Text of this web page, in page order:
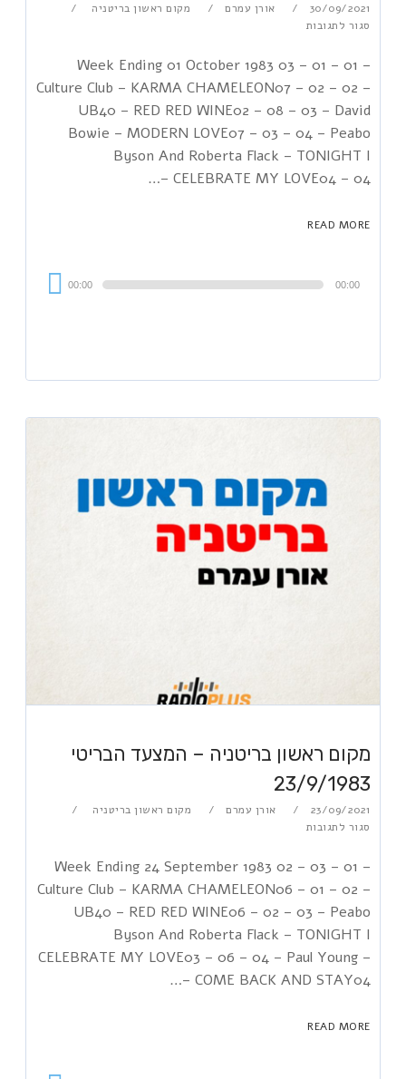
30/09/2021 אורן עמרם
מקום ראשון בריטניה
סגור לתגובות
Week Ending 01 October 1983 03 – 01 – 01 –
Culture Club – KARMA CHAMELEON07 – 02 – 02 –
UB40 – RED RED WINE02 – 08 – 03 – David
Bowie – MODERN LOVE07 – 03 – 04 – Peabo
Byson And Roberta Flack – TONIGHT I
CELEBRATE MY LOVE04 – 04 –…
READ MORE
00:00 00:00
מקום ראשון בריטניה – המצעד הבריטי
23/9/1983
23/09/2021 אורן עמרם
מקום ראשון בריטניה
סגור לתגובות
Week Ending 24 September 1983 02 – 03 – 01 –
Culture Club – KARMA CHAMELEON06 – 01 – 02 –
UB40 – RED RED WINE06 – 02 – 03 – Peabo
Byson And Roberta Flack – TONIGHT I
CELEBRATE MY LOVE03 – 06 – 04 – Paul Young –
COME BACK AND STAY04 –…
READ MORE